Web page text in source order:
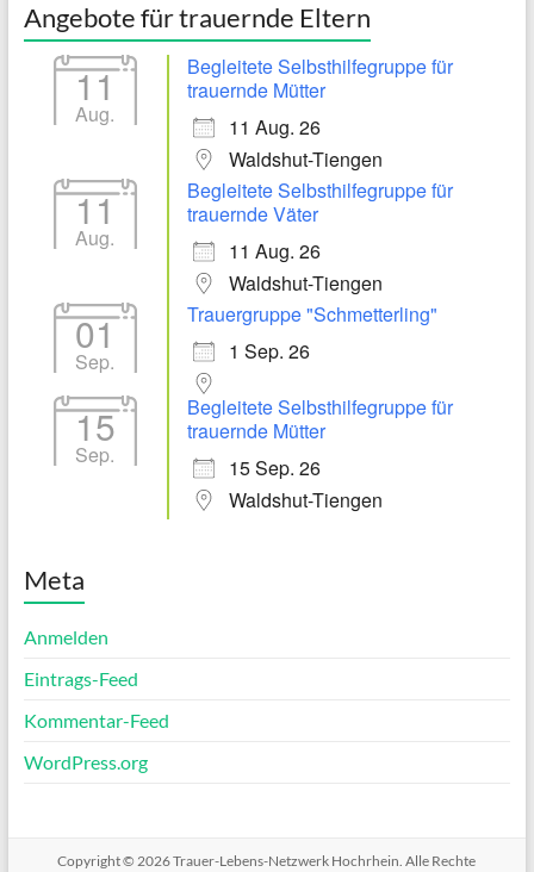
Angebote für trauernde Eltern
11
Aug.
Begleitete Selbsthilfegruppe für
trauernde Mütter
11 Aug. 26
Waldshut-Tiengen
11
Aug.
Begleitete Selbsthilfegruppe für
trauernde Väter
11 Aug. 26
Waldshut-Tiengen
01
Sep.
Trauergruppe "Schmetterling"
1 Sep. 26
15
Sep.
Begleitete Selbsthilfegruppe für
trauernde Mütter
15 Sep. 26
Waldshut-Tiengen
Meta
Anmelden
Eintrags-Feed
Kommentar-Feed
WordPress.org
Copyright © 2026Trauer-Lebens-Netzwerk Hochrhein. Alle Rechte